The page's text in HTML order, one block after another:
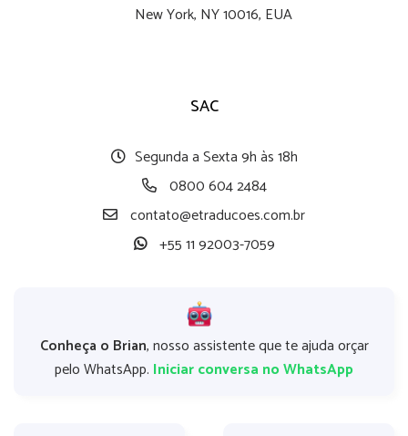
New York, NY 10016, EUA
SAC
Segunda a Sexta 9h às 18h
0800 604 2484
contato@etraducoes.com.br
+55 11 92003-7059
Conheça o Brian, nosso assistente que te ajuda orçar
pelo WhatsApp. Iniciar conversa no WhatsApp